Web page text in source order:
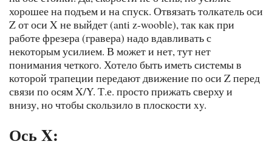
хорошее на подъем и на спуск. Отвязать толкатель оси
Z от оси X не выйдет (anti z-wooble), так как при
работе фрезера (гравера) надо вдавливать с
некоторым усилием. В может и нет, тут нет
понимания четкого. Хотело быть иметь системы в
которой трапеции передают движение по оси Z перед
связи по осям X/Y. Т.е. просто прижать сверху и
внизу, но чтобы скользило в плоскости xy.
Ось X: